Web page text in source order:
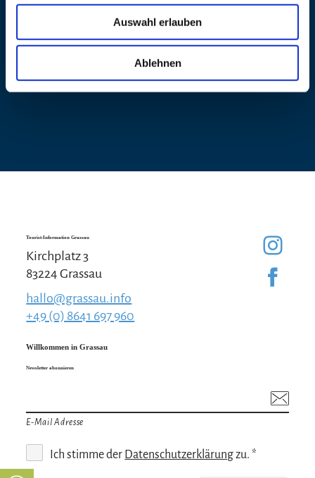
Auswahl erlauben
Ablehnen
Willkommen in Grassau
Newsletter abonnieren
E-Mail Adresse
Ich stimme der Datenschutzerklärungzu. *
Tourist-Information Grassau
Kirchplatz 3
83224 Grassau
hallo@grassau.info
+49 (0) 8641 697 960